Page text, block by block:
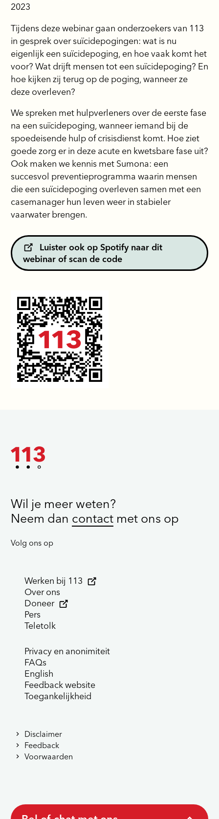
2023
Tijdens deze webinar gaan onderzoekers van 113
in gesprek over suïcidepogingen: wat is nu
eigenlijk een suïcidepoging, en hoe vaak komt het
voor? Wat drijft mensen tot een suïcidepoging? En
hoe kijken zij terug op de poging, wanneer ze
deze overleven?
We spreken met hulpverleners over de eerste fase
na een suïcidepoging, wanneer iemand bij de
spoedeisende hulp of crisisdienst komt. Hoe ziet
goede zorg er in deze acute en kwetsbare fase uit?
Ook maken we kennis met Sumona: een
succesvol preventieprogramma waarin mensen
die een suïcidepoging overleven samen met een
casemanager hun leven weer in stabieler
vaarwater brengen.
Luister ook op Spotify naar dit
webinar of scan de code
Wil je meer weten?
Neem dan contact met ons op
Volg ons op
Werken bij 113
Over ons
Doneer
Pers
Teletolk
Privacy en anonimiteit
FAQs
English
Feedback website
Toegankelijkheid
Disclaimer
Feedback
Voorwaarden